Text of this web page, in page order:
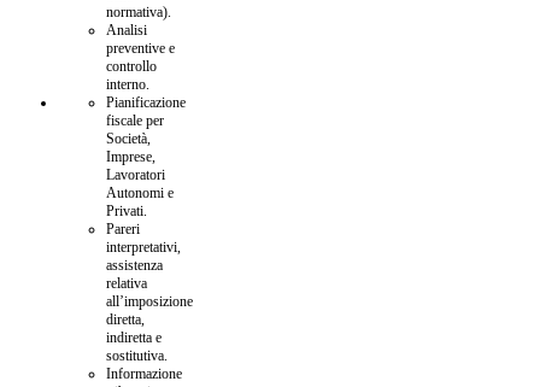
normativa).
Analisi
preventive e
controllo
interno.
Pianificazione
fiscale per
Società,
Imprese,
Lavoratori
Autonomi e
Privati.
Pareri
interpretativi,
assistenza
relativa
all’imposizione
diretta,
indiretta e
sostitutiva.
Informazione